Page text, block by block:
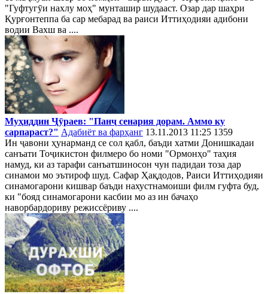
"Гуфтугӯи нахлу моҳ" мунташир шудааст. Озар дар шаҳри
Қурғонтеппа ба сар мебарад ва раиси Иттиҳодияи адибони
водии Вахш ва ....
Муҳиддин Ҷӯраев: "Панҷ сенария дорам. Аммо ку
сарпараст?" Адабиёт ва фарҳанг 13.11.2013 11:25 1359
Ин ҷавони ҳунарманд се сол қабл, баъди хатми Донишкадаи
санъати Тоҷикистон филмеро бо номи "Ормонҳо" таҳия
намуд, ки аз тарафи санъатшиносон чун падидаи тоза дар
синамои мо эътироф шуд. Сафар Ҳақдодов, Раиси Иттиҳодияи
синамогарони кишвар баъди нахустнамоиши филм гуфта буд,
ки "бояд синамогарони касбии мо аз ин бачаҳо
наворбардориву режиссёриву ....